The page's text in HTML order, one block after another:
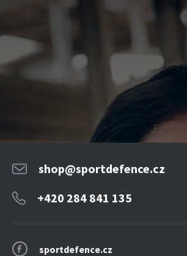
sportdefence.cz
shop@sportdefence.cz
+420 284 841 135